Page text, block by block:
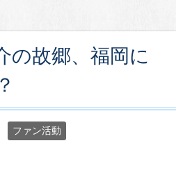
の故郷、福岡に
ファン活動